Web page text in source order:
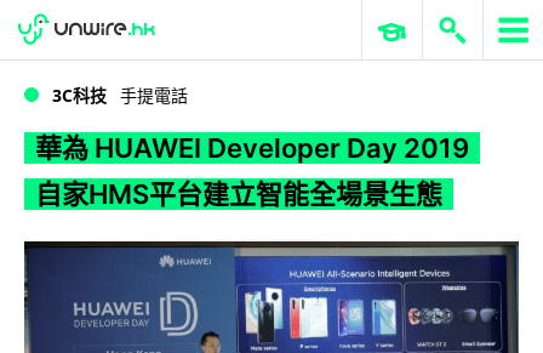
WWDC 2026 ERP 與商業 AI
3C科技 手提電話
華為 HUAWEI Developer Day 2019
自家HMS平台建立智能全場景生態